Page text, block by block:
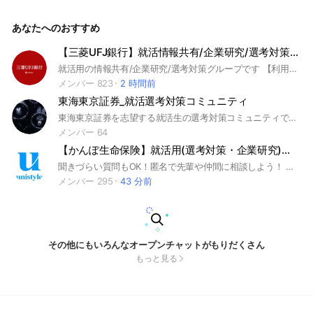
析 #業界研究 #企業研究 #自己PR #ガクチカ #学生時代頑張っ
プディスカッション #グルディス #OB訪問 #企業選び #就活対
策 #就活準備 #大手企業 #日系企業 ▼unistyleが運営するリー
スのオプチャグループ▼ オリックス / 三井住友ファイナンス
＆リース（SMFL) / 三菱HCキャピタル / 東京センチュリー /
芙蓉総合リース / みずほリース / NTTファイナンス / JA三井リ
ース / NTT・TCリース / リコーリース / 日産フィナンシャル
サービス / トヨタファイナンス / NECキャピタルソリューショ
ン ▼トヨタファイナンスの企業研究はこちらから▼ https://x.
あなたへのおすすめ
【三菱UFJ銀行】就活情報共有/企業研究/選考対策グループ
就活用の情報共有/企業研究/選考対策グループです 【利用ルール】敬語で会話すること｜建設的な議論を行うこと｜就活から逸脱した会話は禁止｜意見を求める際には自分の考えも提示し丸投げしないこと｜前提条件、目的を揃え相手を尊重したうえで主張すること｜無許可の広告宣伝は禁止 ＜企業別グループ一覧＞ コンサル マッキンゼー/BCG/ベイン/ATカーニー/PwC/デロイト/KPMG/EY/アクセンチュア/NRI野村総合研究所/アビーム/ベイカレント 外資金融 ゴールドマン・サックス/モルガン・スタンレー/JPモルガン 外資IT Google/Amazon/マイクロソフト/アップル IT/通信 NTTデータ/NSSOL/電通総研/CTC/IBM/NTTドコモ/KDDI/ソフトバンク/楽天/リクルート/LINEヤフー/メルカリ/サイバーエージェント/富士通/DeNA/SCSK/TIS 商社 三菱商事/伊藤忠商事/三井物産/住友商事/丸紅 金融 三菱UFJ銀行/三井住友銀行/みずほ銀行/りそな銀行/日本銀行/DBJ/東京海上日動/三井住友海上/損保ジャパン/日本生命/第一生命/明治安田生命/JCB/三井住友カード/オリックス/農林中央金庫 証券 野村證券/大和証券/SMBC日興証券 広告/メディア 電通/博報堂/NHK/日本テレビ/TBS 不動産 三井不動産/三菱地所/住友不動産/森ビル/野村不動産/東急不動産 建設 大成建設/鹿島建設/清水建設 食品/日用品 サントリー/キリン/アサヒ/味の素/明治/日清食品/JT/資生堂/花王/P&G/ユニ・チャーム 小売/サービス イオン/セブン&アイ/ファーストリテイリング/良品計画 電機/機械/自動車 ソニー/トヨタ/ホンダ/日産/キーエンス/日立/パナソニック/三菱重工/三菱電機/東京エレクトロン/デンソー/村田製作所/ダイキン/NEC/キヤノン/コマツ/オムロン 素材/化学 旭化成/富士フイルム/AGC/信越化学/東レ 製薬 武田薬品/中外製薬/第一三共/アステラス製薬/エーザイ インフラ/運輸 JR東海/JR東日本/JR西日本/ANA/JAL/東京ガス/大阪ガス/東京電力/関西電力 その他 オリエンタルランド/任天堂/ニトリ/バンダイナムコ 27卒28卒29卒30卒 SPI/玉手箱/TGWEB/テストセンター/GAB/CAB
メンバー 823
2 時間前
東海東京証券_就活選考対策コミュニティ
東海東京証券を志望する就活生の選考対策コミュニティです。
メンバー 64
【かんぽ生命保険】就活用(選考対策・企業研究)グループ
聞きづらい質問もOK！匿名で先輩や仲間に相談しよう！ 就活サイトunistyleが運営するかんぽ生命保険の就活情報(選考対策/企業研究)共有グループです。 #就活 #かんぽ生命保険 #保険業界 #インターンシップ #本選考 #unistyle #ユニスタイル #面接 #採用 #内定 #ES #エントリーシート #自己分析 #業界研究 #企業研究 #自己PR #ガクチカ #学生時代頑張ったこと #志何望動機 #webテスト #ウェブテスト #GD #グループディスカッション #グルディス #OB訪問 #企業選び #就活対策 #就活準備 #大手企業 #日系企業 ▼unistyleが運営する保険のオプチャグループ▼ 日本生命 / 第一生命 / 明治安田生命 / 住友生命 / ソニー生命保険 / 東京海上日動あんしん生命保険 / かんぽ生命保険 / アフラック / オリックス生命保険 / 富国生命保険 / プルデンシャル生命保険 / 太陽生命保険 / 朝日生命 / 大樹生命 / 東京海上日動火災保険 / 三井住友海上火災保険 / 損害保険ジャパン / あいおいニッセイ同和損害保険 / ソニー損害保険 ▼かんぽ生命保険の企業研究はこちらから▼ https://x.gd/Mr3Aq
メンバー 295
43 分前
その他にもいろんなオープンチャットがもりだくさん
もっと見る